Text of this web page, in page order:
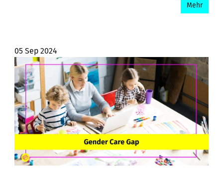
Mehr
05 Sep 2024